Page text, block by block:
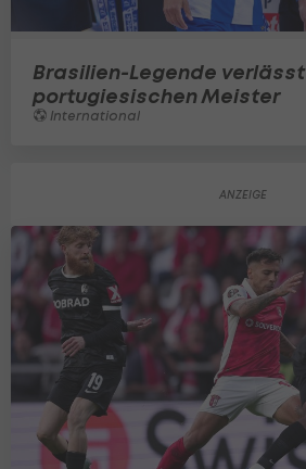
Brasilien-Legende verlässt
portugiesischen Meister
International